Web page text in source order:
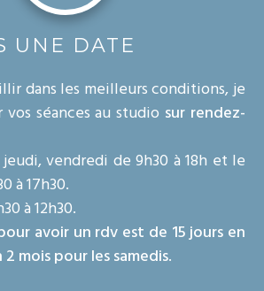
UNE DATE
dans les meilleurs conditions, je
séances au studio sur rendez-
vendredi de 9h30 à 18h et le
à 17h30.
à 12h30.
avoir un rdv est de 15 jours en
mois pour les samedis.